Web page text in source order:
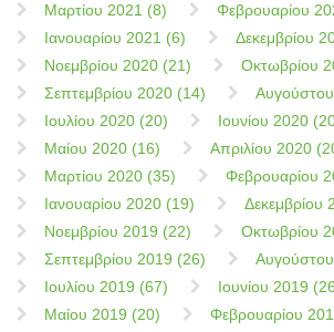
Μαρτίου 2021 (8)
Φεβρουαρίου
Ιανουαρίου 2021 (6)
Δεκεμβρίου
Νοεμβρίου 2020 (21)
Οκτωβρίου
Σεπτεμβρίου 2020 (14)
Ιουλίου 2020 (20)
Ιουνίου 2020
Μαίου 2020 (16)
Απριλίου 2020
Μαρτίου 2020 (35)
Φεβρουαρίου
Ιανουαρίου 2020 (19)
Δεκεμβρίου
Νοεμβρίου 2019 (22)
Οκτωβρίου
Σεπτεμβρίου 2019 (26)
Ιουλίου 2019 (67)
Ιουνίου 2019
Μαίου 2019 (20)
Φεβρουαρίου